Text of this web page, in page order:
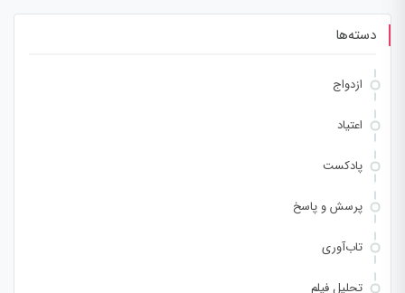
دسته‌ها
ازدواج
اعتیاد
پادکست
پرسش و پاسخ
تاب‌آوری
تحلیل فیلم